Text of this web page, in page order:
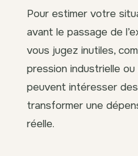
Pour estimer votre
avant le passage de
vous jugez inutiles,
pression industrielle ou
peuvent intéresser
transformer une
réelle.